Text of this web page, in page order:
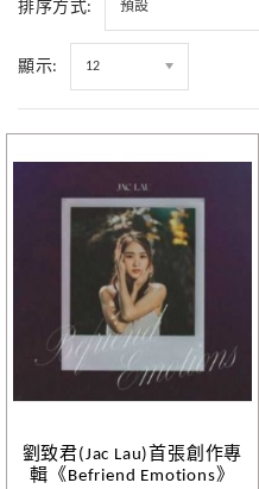
排序方式: 預設
顯示: 12
劉致君(Jac Lau)首張創作專
輯《Befriend Emotions》